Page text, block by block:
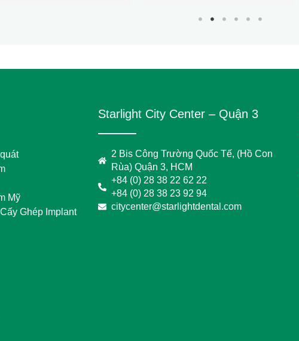
Mỹ
Ghép Implant
Starlight City Center – Quận 3
2 Bis Công Trường Quốc Tế, (Hồ Con
Rùa) Quận 3, HCM
+84 (0) 28 38 22 62 22
+84 (0) 28 38 23 92 94
citycenter@starlightdental.com